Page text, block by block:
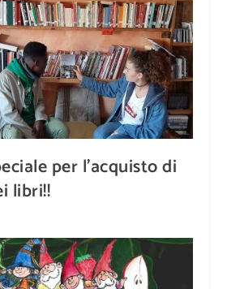
per l’acquisto di
libri!!